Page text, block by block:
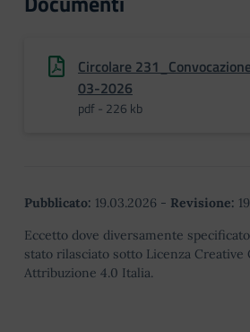
Circolare
03-2026
pdf - 226 kb
Pubblicato: 19.03.2026 - Revisione:
Eccetto dove diversamente
stato rilasciato sotto Licenza Creative
Attribuzione 4.0 Italia.